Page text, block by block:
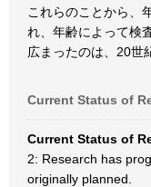
これらのことから、
れ、年齢によって検
広まったのは、20世
Current Status of
Current Status of
2: Research has
originally planned.